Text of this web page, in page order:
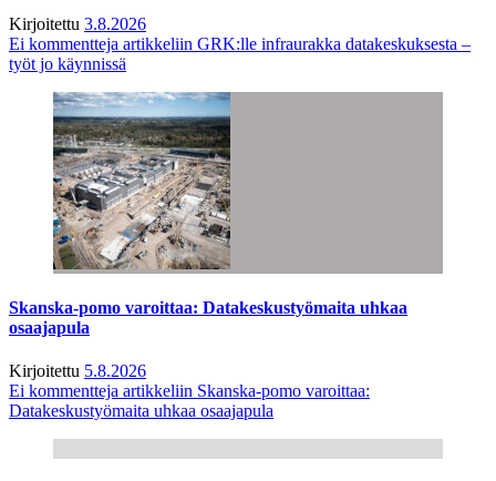
Kirjoitettu 3.8.2026
Ei kommentteja artikkeliin GRK:lle infraurakka datakeskuksesta –
työt jo käynnissä
Skanska-pomo varoittaa: Datakeskustyömaita uhkaa
osaajapula
Kirjoitettu 5.8.2026
Ei kommentteja artikkeliin Skanska-pomo varoittaa:
Datakeskustyömaita uhkaa osaajapula